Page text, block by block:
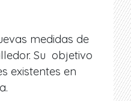
medidas de
Su objetivo
existentes en